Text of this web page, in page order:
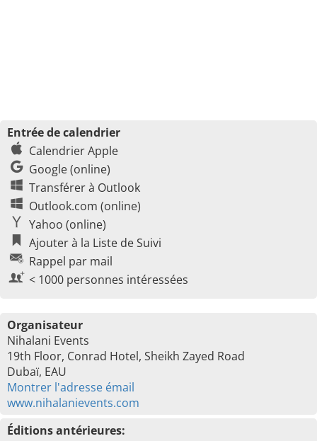
Entrée de calendrier
Calendrier Apple
Google (online)
Transférer à Outlook
Outlook.com (online)
Yahoo (online)
Ajouter à la Liste de Suivi
Rappel par mail
< 1000 personnes intéressées
Organisateur
Nihalani Events
19th Floor, Conrad Hotel, Sheikh Zayed Road
Dubaï, EAU
Montrer l'adresse émail
www.nihalanievents.com
Éditions antérieures: